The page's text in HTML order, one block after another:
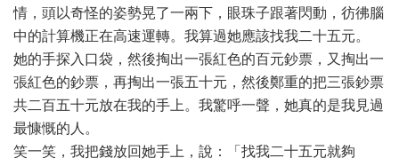
情，頭以奇怪的姿勢晃了一兩下，眼珠子跟著閃動，彷彿腦
中的計算機正在高速運轉。我算過她應該找我二十五元。
她的手探入口袋，然後掏出一張紅色的百元鈔票，又掏出一
張紅色的鈔票，再掏出一張五十元，然後鄭重的把三張鈔票
共二百五十元放在我的手上。我驚呼一聲，她真的是我見過
最慷慨的人。
笑一笑，我把錢放回她手上，說：「找我二十五元就夠